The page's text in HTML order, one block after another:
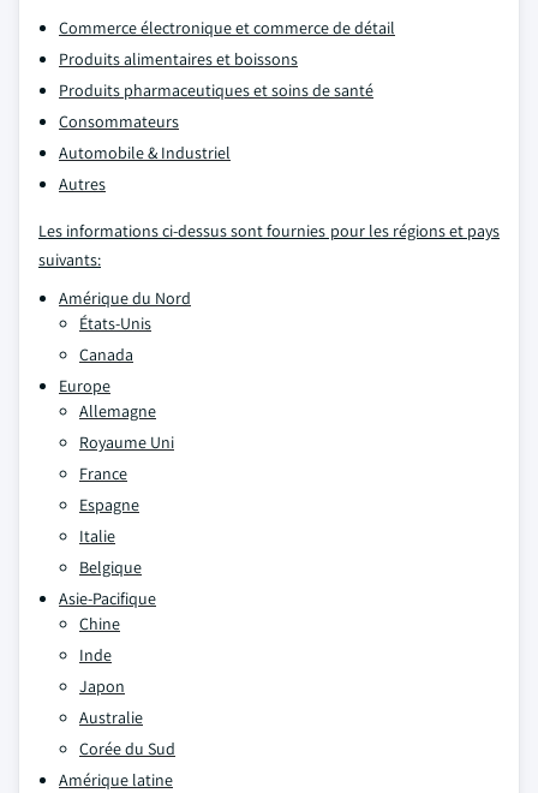
Commerce électronique et commerce de détail
Produits alimentaires et boissons
Produits pharmaceutiques et soins de santé
Consommateurs
Automobile & Industriel
Autres
Les informations ci-dessus sont fournies pour les régions et pays
suivants:
Amérique du Nord
États-Unis
Canada
Europe
Allemagne
Royaume Uni
France
Espagne
Italie
Belgique
Asie-Pacifique
Chine
Inde
Japon
Australie
Corée du Sud
Amérique latine